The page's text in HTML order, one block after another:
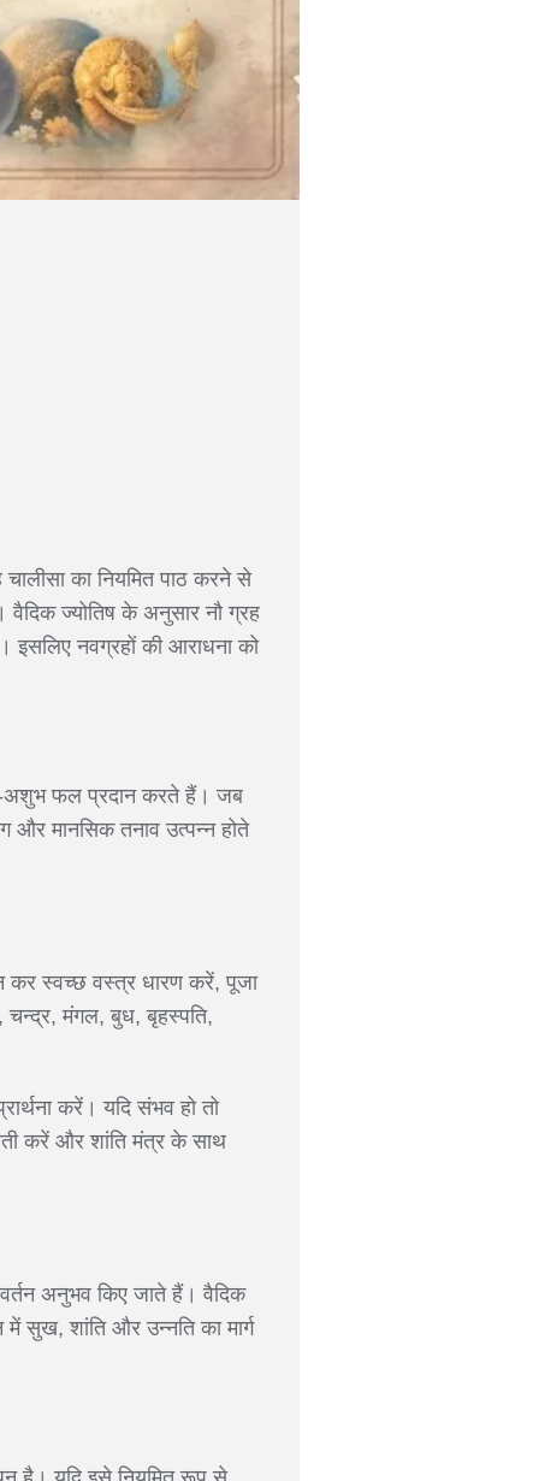
चालीसा का नियमित पाठ करने से
ज्योतिष के अनुसार नौ ग्रह
नवग्रहों की आराधना को
अशुभ फल प्रदान करते हैं। जब
मानसिक तनाव उत्पन्न होते
कर स्वच्छ वस्त्र धारण करें, पूजा
मंगल, बुध, बृहस्पति,
करें। यदि संभव हो तो
करें और शांति मंत्र के साथ
अनुभव किए जाते हैं। वैदिक
सुख, शांति और उन्नति का मार्ग